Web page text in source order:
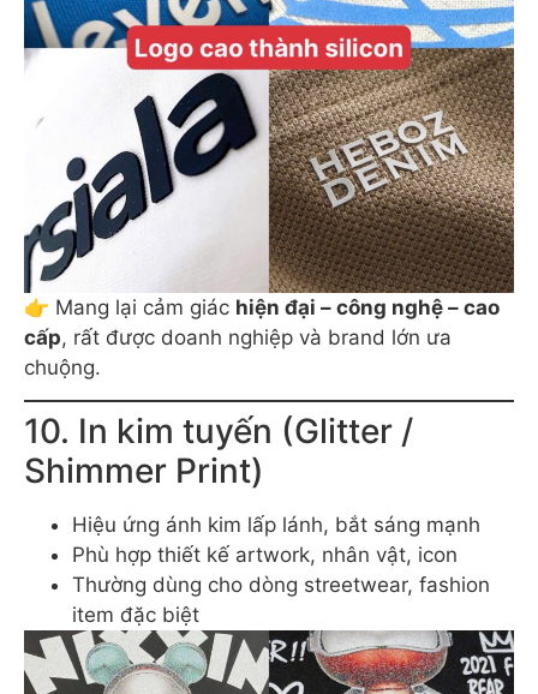
👉 Mang lại cảm giác hiện đại – công nghệ – cao
cấp, rất được doanh nghiệp và brand lớn ưa
chuộng.
10. In kim tuyến (Glitter /
Shimmer Print)
Hiệu ứng ánh kim lấp lánh, bắt sáng mạnh
Phù hợp thiết kế artwork, nhân vật, icon
Thường dùng cho dòng streetwear, fashion
item đặc biệt